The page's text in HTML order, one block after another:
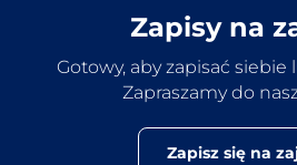
Zapisy na
Gotowy, aby zapisać siebie
Zapraszamy do
Zapisz się na